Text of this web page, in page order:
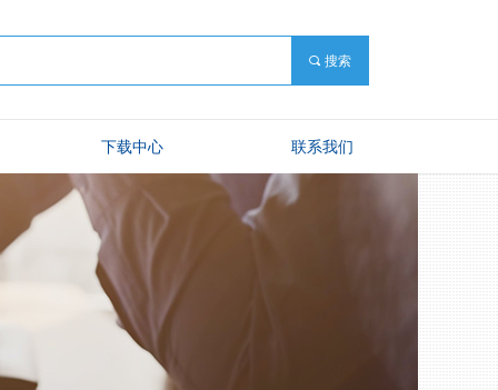
끠 搜索
下载中心 联系我们